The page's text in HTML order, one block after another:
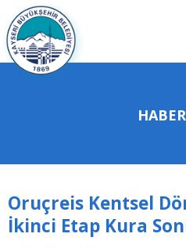
Oruçreis Kentsel
İkinci Etap Kura